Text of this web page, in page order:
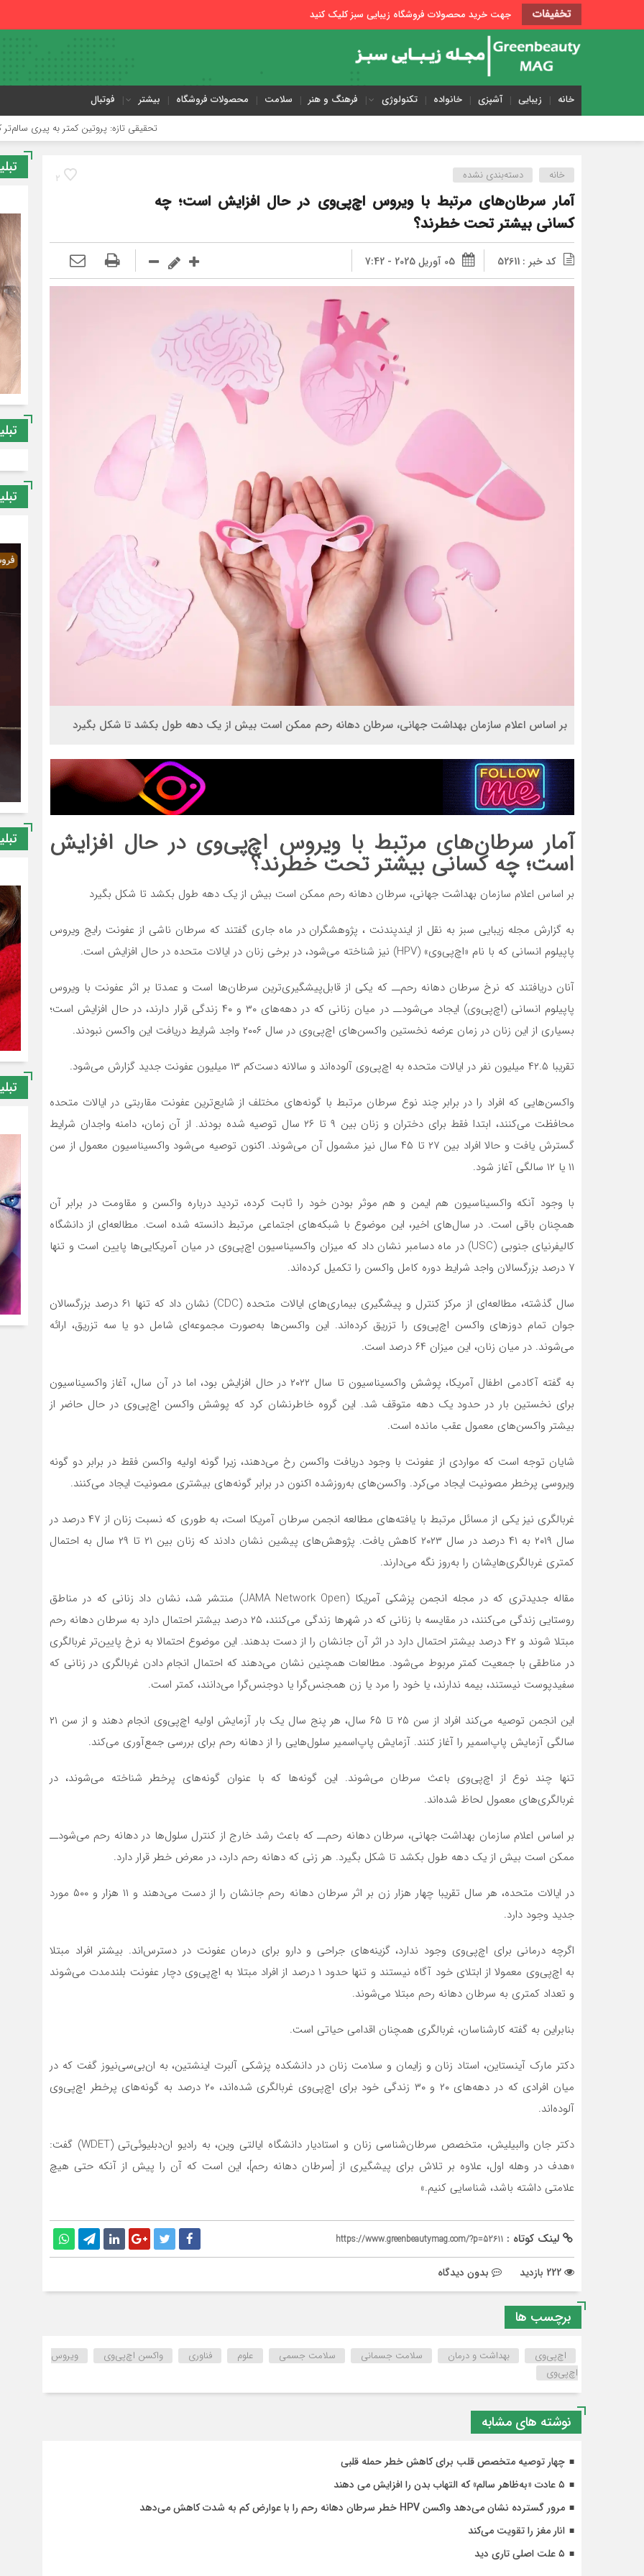
تخفیفات جهت خرید محصولات فروشگاه زیبایی سبز کلیک کنید
خانه زیبایی آشپزی خانواده تکنولوژی فرهنگ و هنر سلامت محصولات فروشگاه بیشتر
فوتبال
تحقیقی تازه: پروتین کمتر به پیری سالم‌تر کمک می‌کند
2 خانه دسته‌بندی نشده
آمار سرطان‌های مرتبط با ویروس اچ‌پی‌وی در حال افزایش است؛ چه
کسانی بیشتر تحت خطرند؟
کد خبر : 52611 05 آوریل 2025 - 7:42
بر اساس اعلام سازمان بهداشت جهانی، سرطان دهانه رحم‌ ممکن است بیش از یک دهه طول بکشد تا شکل بگیرد
آمار سرطان‌های مرتبط با ویروس اچ‌پی‌وی در حال افزایش
است؛ چه کسانی بیشتر تحت خطرند؟
بر اساس اعلام سازمان بهداشت جهانی، سرطان دهانه رحم‌ ممکن است بیش از یک دهه طول بکشد تا شکل بگیرد
به گزارش مجله زیبایی سبز به نقل از ایندپندنت ، پژوهشگران در ماه جاری گفتند که سرطان ناشی از عفونت رایج ویروس
پاپیلوم انسانی که با نام «اچ‌پی‌وی» (HPV) نیز شناخته می‌شود، در برخی زنان در ایالات متحده در حال افزایش است.
آنان دریافتند که نرخ سرطان دهانه رحم‌ــ که یکی از قابل‌پیشگیری‌ترین سرطان‌ها است و عمدتا بر اثر عفونت با ویروس
پاپیلوم انسانی (اچ‌پی‌وی) ایجاد می‌شودــ در میان زنانی که در دهه‌های ۳۰ و ۴۰ زندگی قرار دارند، در حال افزایش است؛
بسیاری از این زنان در زمان عرضه نخستین واکسن‌های اچ‌پی‌وی در سال ۲۰۰۶ واجد شرایط دریافت این واکسن نبودند.
تقریبا ۴۲.۵ میلیون نفر در ایالات متحده به اچ‌پی‌وی آلوده‌اند و سالانه دست‌کم ۱۳ میلیون عفونت جدید گزارش می‌شود.
واکسن‌هایی که افراد را در برابر چند نوع سرطان مرتبط با گونه‌های مختلف از شایع‌ترین عفونت مقاربتی در ایالات متحده
محافظت می‌کنند، ابتدا فقط برای دختران و زنان بین ۹ تا ۲۶ سال توصیه شده بودند. از آن زمان، دامنه واجدان شرایط
گسترش یافت و حالا افراد بین ۲۷ تا ۴۵ سال نیز مشمول آن می‌شوند. اکنون توصیه می‌شود واکسیناسیون معمول از سن
۱۱ یا ۱۲ سالگی آغاز شود.
با وجود آنکه واکسیناسیون هم ایمن و هم موثر بودن خود را ثابت کرده، تردید درباره واکسن و مقاومت در برابر آن
همچنان باقی است. در سال‌های اخیر، این موضوع با شبکه‌های اجتماعی مرتبط دانسته شده است. مطالعه‌ای از دانشگاه
کالیفرنیای جنوبی (USC) در ماه دسامبر نشان داد که میزان واکسیناسیون اچ‌پی‌وی در میان آمریکایی‌ها پایین است و تنها
۷ درصد بزرگسالان واجد شرایط دوره کامل واکسن را تکمیل کرده‌اند.
سال گذشته، مطالعه‌ای از مرکز کنترل و پیشگیری بیماری‌های ایالات متحده (CDC) نشان داد که تنها ۶۱ درصد بزرگسالان
جوان تمام دوزهای واکسن اچ‌پی‌وی را تزریق کرده‌اند. این واکسن‌ها به‌صورت مجموعه‌ای شامل دو یا سه تزریق، ارائه
می‌شوند. در میان زنان، این میزان ۶۴ درصد است.
به گفته آکادمی اطفال آمریکا، پوشش واکسیناسیون تا سال ۲۰۲۲ در حال افزایش بود، اما در آن سال، آغاز واکسیناسیون
برای نخستین بار در حدود یک دهه متوقف شد. این گروه خاطرنشان کرد که پوشش واکسن اچ‌پی‌وی در حال حاضر از
بیشتر واکسن‌های معمول عقب مانده است.
شایان توجه است که مواردی از عفونت با وجود دریافت واکسن رخ می‌دهند، زیرا گونه اولیه واکسن فقط در برابر دو گونه
ویروسی پرخطر مصونیت ایجاد می‌کرد. واکسن‌های به‌روزشده اکنون در برابر گونه‌های بیشتری مصونیت ایجاد می‌کنند.
غربالگری نیز یکی از مسائل مرتبط با یافته‌های مطالعه انجمن سرطان آمریکا است، به‌ طوری‌ که نسبت زنان از ۴۷ درصد در
سال ۲۰۱۹ به ۴۱ درصد در سال ۲۰۲۳ کاهش یافت. پژوهش‌های پیشین نشان دادند که زنان بین ۲۱ تا ۲۹ سال به احتمال
کمتری غربالگری‌هایشان را به‌روز نگه می‌دارند.
مقاله جدیدتری که در مجله انجمن پزشکی آمریکا (JAMA Network Open) منتشر شد، نشان داد زنانی که در مناطق
روستایی زندگی می‌کنند، در مقایسه با زنانی که در شهرها زندگی می‌کنند، ۲۵ درصد بیشتر احتمال دارد به سرطان دهانه رحم
مبتلا شوند و ۴۲ درصد بیشتر احتمال دارد در اثر آن جانشان را از دست بدهند. این موضوع احتمالا به نرخ پایین‌تر غربالگری
در مناطقی با جمعیت کمتر مربوط می‌شود. مطالعات همچنین نشان می‌دهند که احتمال انجام دادن غربالگری در زنانی که
سفیدپوست نیستند، بیمه ندارند، یا خود را مرد یا زن همجنس‌گرا یا دوجنس‌گرا می‌دانند، کمتر است.
این انجمن توصیه می‌کند افراد از سن ۲۵ تا ۶۵ سال، هر پنج سال یک‌ بار آزمایش اولیه اچ‌پی‌وی انجام دهند و از سن ۲۱
سالگی آزمایش پاپ‌اسمیر را آغاز کنند. آزمایش پاپ‌اسمیر سلول‌هایی را از دهانه رحم برای بررسی جمع‌آوری می‌کند.
تنها چند نوع از اچ‌پی‌وی باعث سرطان می‌شوند. این گونه‌ها که با عنوان گونه‌های پرخطر شناخته می‌شوند، در
غربالگری‌های معمول لحاظ شده‌اند.
بر اساس اعلام سازمان بهداشت جهانی، سرطان دهانه رحم‌ــ که باعث رشد خارج از کنترل سلول‌ها در دهانه رحم می‌شودــ
ممکن است بیش از یک دهه طول بکشد تا شکل بگیرد. هر زنی که دهانه رحم دارد، در معرض خطر قرار دارد.
در ایالات متحده، هر سال تقریبا چهار هزار زن بر اثر سرطان دهانه رحم جانشان را از دست می‌دهند و ۱۱ هزار و ۵۰۰ مورد
جدید وجود دارد.
اگرچه درمانی برای اچ‌پی‌وی وجود ندارد، گزینه‌های جراحی و دارو برای درمان عفونت در دسترس‌اند. بیشتر افراد مبتلا
به اچ‌پی‌وی معمولا از ابتلای خود آگاه نیستند و تنها حدود ۱ درصد از افراد مبتلا به اچ‌پی‌وی دچار عفونت بلندمدت می‌شوند
و تعداد کمتری به سرطان دهانه رحم مبتلا می‌شوند.
بنابراین به گفته کارشناسان، غربالگری همچنان اقدامی حیاتی است.
دکتر مارک آینستاین، استاد زنان و زایمان و سلامت زنان در دانشکده پزشکی آلبرت اینشتین، به ان‌بی‌سی‌نیوز گفت که در
میان افرادی که در دهه‌های ۲۰ و ۳۰ زندگی خود برای اچ‌پی‌وی غربالگری شده‌اند، ۲۰ درصد به گونه‌های پرخطر اچ‌پی‌وی
آلوده‌اند.
دکتر جان والبیلیش، متخصص سرطان‌شناسی زنان و استادیار دانشگاه ایالتی وین، به رادیو ان‌دبلیو‌ئی‌تی (WDET) گفت:
«هدف در وهله اول، علاوه بر تلاش برای پیشگیری از [سرطان دهانه رحم]، این است که آن را پیش از آنکه حتی هیچ
علامتی داشته باشد، شناسایی کنیم.»
لینک کوتاه : https://www.greenbeautymag.com/?p=52611
بدون دیدگاه
برچسب ها
اچ‌پی‌وی بهداشت و درمان سلامت جسمانی سلامت جسمی علوم فناوری واکسن اچ‌پی‌وی
ویروس
اچ‌پی‌وی
نوشته های مشابه
چهار توصیه متخصص قلب برای کاهش خطر حمله قلبی
۵ عادت «به‌ظاهر سالم» که التهاب بدن را افزایش می دهند
مرور گسترده نشان می‌دهد واکسن HPV خطر سرطان دهانه رحم را با عوارض کم به شدت کاهش می‌دهد
انار مغز را تقویت می‌کند
۵ علت اصلی تاری دید